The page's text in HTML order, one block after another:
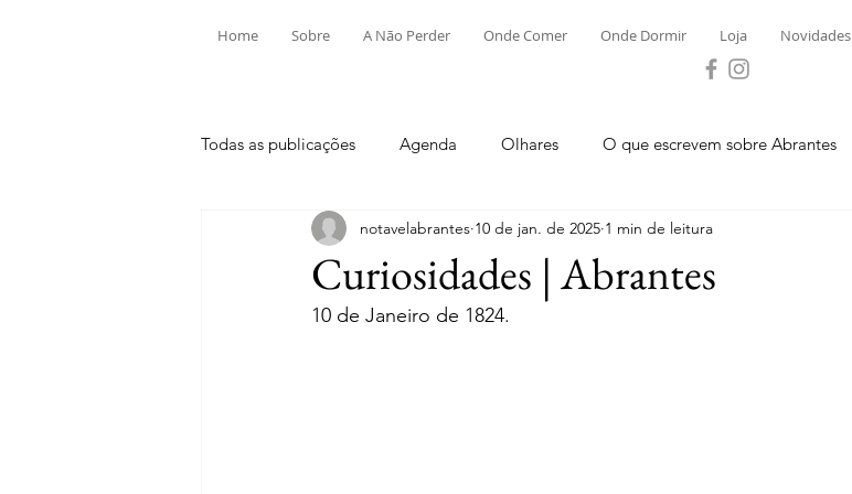
Home Sobre A Não Perder Onde Comer Onde Dormir Loja Novidades
Todas as publicações Agenda Olhares O que escrevem sobre Abrantes
Aldeia do Mato e Souto Alvega e Concavada Bemposta
Mouriscas Pego Rio de Moinhos
Curiosidades | Abrantes
notavelabrantes 10 de jan. de 2025 1 min de leitura
10 de Janeiro de 1824.